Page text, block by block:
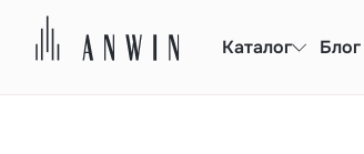
Каталог Блог